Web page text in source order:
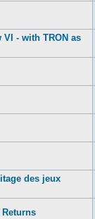
VI - with TRON as
des jeux
Returns